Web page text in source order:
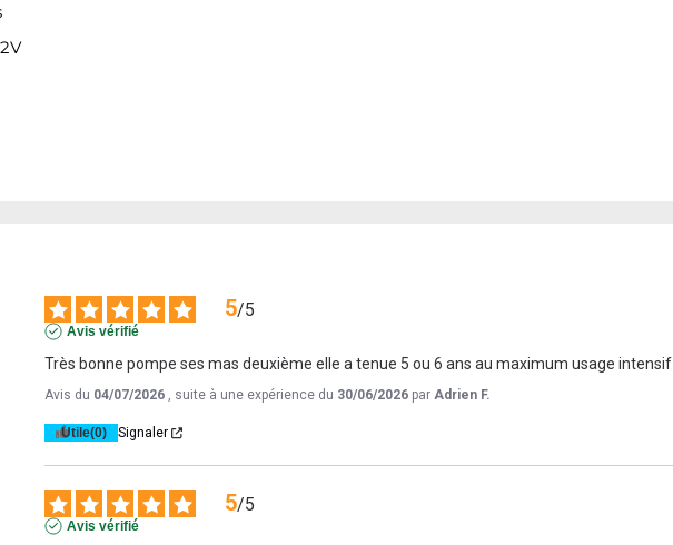
5/5
Avis vérifié
Très bonne pompe ses mas deuxième elle a tenue 5 ou 6 ans au maximum usage intensif
Avis du 04/07/2026 , suite à une expérience du 30/06/2026 parAdrien F.
Utile(0) Signaler
5/5
Avis vérifié